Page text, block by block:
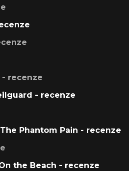
- recenze
- recenze
Phantom Pain - recenze
the Beach - recenze